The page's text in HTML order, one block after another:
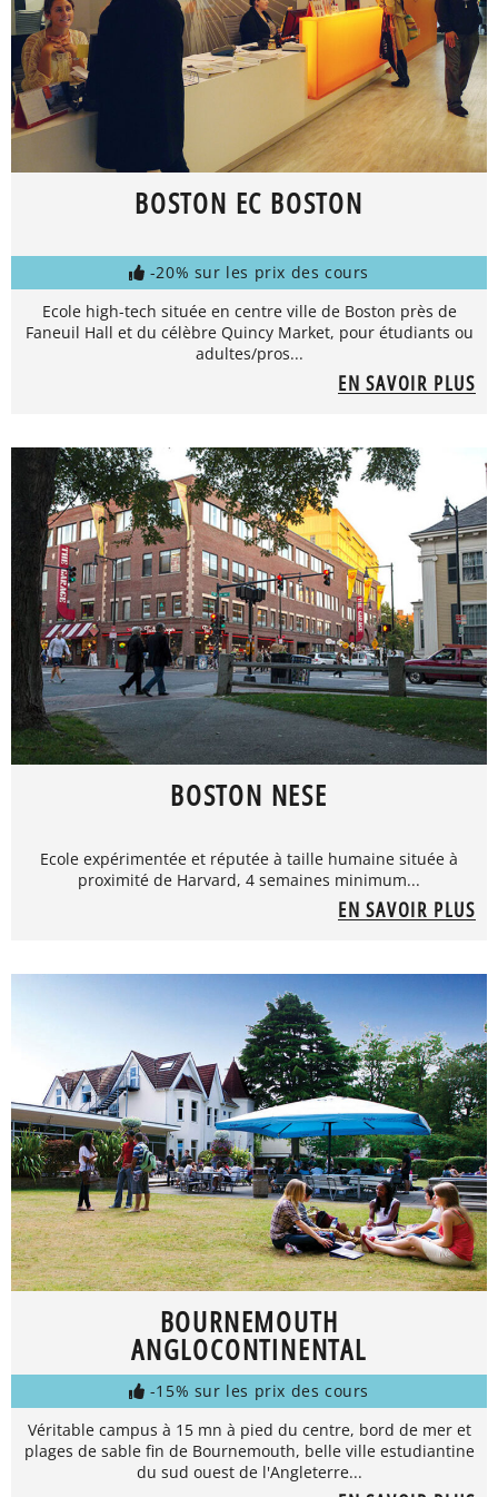
BOSTON EC BOSTON
-20% sur les prix des cours
Ecole high-tech située en centre ville de Boston près de
Faneuil Hall et du célèbre Quincy Market, pour étudiants ou
adultes/pros...
EN SAVOIR PLUS
BOSTON NESE
Ecole expérimentée et réputée à taille humaine située à
proximité de Harvard, 4 semaines minimum...
EN SAVOIR PLUS
BOURNEMOUTH
ANGLOCONTINENTAL
-15% sur les prix des cours
Véritable campus à 15 mn à pied du centre, bord de mer et
plages de sable fin de Bournemouth, belle ville estudiantine
du sud ouest de l'Angleterre...